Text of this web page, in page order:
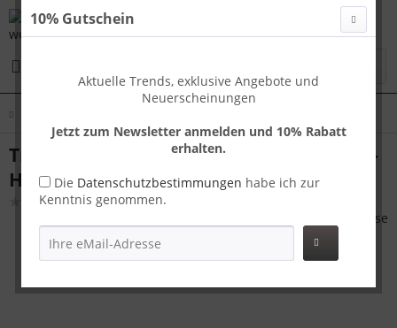
Travelhouse Bali Kofferset L Grün | ABS-
Hartschale | TSA-Schloss, 360° Rollen
10% Gutschein
Aktuelle Trends, exklusive Angebote und
Neuerscheinungen
Jetzt zum Newsletter anmelden und 10% Rabatt
erhalten.
Die Datenschutzbestimmungen habe ich zur
Kenntnis genommen.